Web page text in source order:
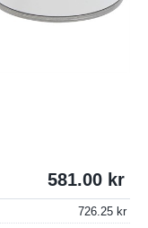
581.00
726.25